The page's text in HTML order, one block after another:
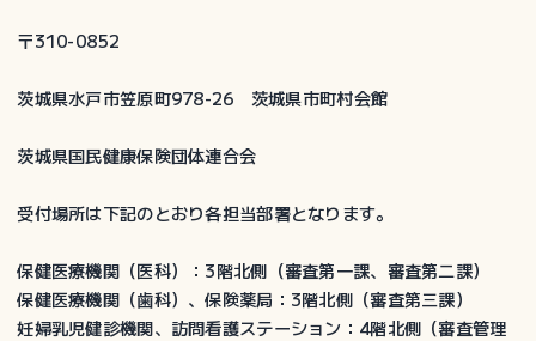
出
限
〒310-0852
茨城県水戸市笠原町978-26 茨城県市町村会館
茨城県国民健康保険団体連合会
受付場所は下記のとおり各担当部署となります。
保健医療機関（医科）：3階北側（審査第一課、審査第二課）
保健医療機関（歯科）、保険薬局：3階北側（審査第三課）
妊婦乳児健診機関、訪問看護ステーション：4階北側（審査管理